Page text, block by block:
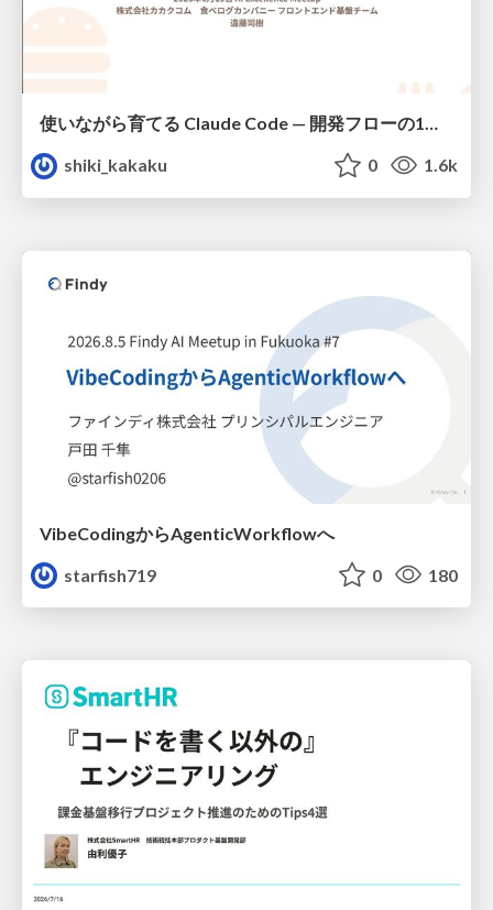
使いながら育てる Claude Code — 開発フローの1コマンド化 × 繰り返し指摘の自動仕組み化
shiki_kakaku
0 1.6k
VibeCodingからAgenticWorkflowへ
starfish719
0 180